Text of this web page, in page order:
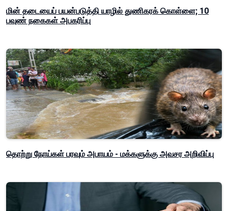
மின் தடையைப் பயன்படுத்தி யாழில் துணிகரக் கொள்ளை; 10
பவுண் நகைகள் அபகரிப்பு
தொற்று நோய்கள் பரவும் அபாயம் - மக்களுக்கு அவசர அறிவிப்பு